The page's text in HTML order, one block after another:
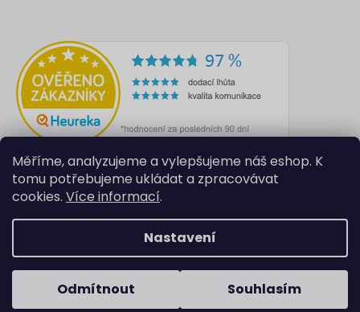
Měříme, analyzujeme a vylepšujeme náš eshop. K
tomu potřebujeme ukládat a zpracovávat
cookies. Více informací.
Nastavení
Odmítnout Souhlasím
Copyright 2026Lilité . Všechna práva vyhrazena.